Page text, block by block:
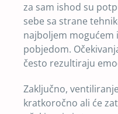
za sam ishod su
sebe sa strane
najboljem mogućem
pobjedom.
često rezultiraju
Zaključno,
kratkoročno ali će